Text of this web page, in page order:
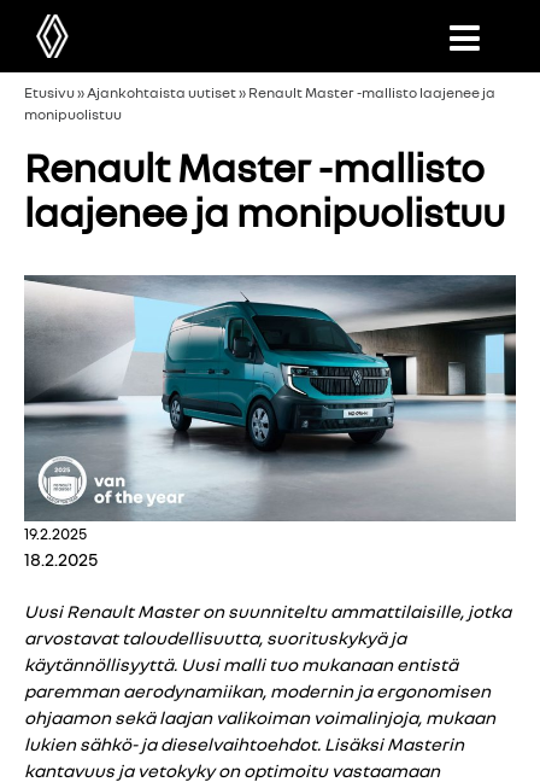
Etusivu»Ajankohtaista uutiset» Renault Master -mallisto laajenee ja
monipuolistuu
Renault Master -mallisto
laajenee ja monipuolistuu
19.2.2025
18.2.2025
Uusi Renault Master on suunniteltu ammattilaisille, jotka
arvostavat taloudellisuutta, suorituskykyä ja
käytännöllisyyttä. Uusi malli tuo mukanaan entistä
paremman aerodynamiikan, modernin ja ergonomisen
ohjaamon sekä laajan valikoiman voimalinjoja, mukaan
lukien sähkö- ja dieselvaihtoehdot. Lisäksi Masterin
kantavuus ja vetokyky on optimoitu vastaamaan